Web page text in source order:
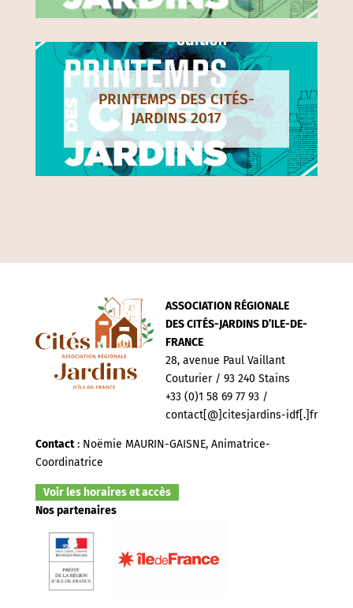
PRINTEMPS DES CITÉS-
JARDINS 2017
ASSOCIATION RÉGIONALE
DES CITÉS-JARDINS D’ILE-DE-
FRANCE
28, avenue Paul Vaillant
Couturier / 93 240 Stains
+33 (0)1 58 69 77 93 /
contact[@]citesjardins-idf[.]fr
Contact: Noëmie MAURIN-GAISNE, Animatrice-
Coordinatrice
Voir les horaires et accès
Nos partenaires